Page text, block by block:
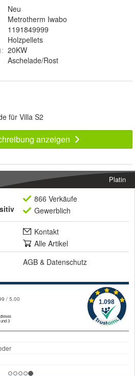
Neu
Metrotherm Iwabo
1191849999
Holzpellets
: 20KW
Aschelade/Rost
für Villa S2
anzeigen
Platin
866 Verkäufe
Gewerblich
Kontakt
Alle Artikel
AGB & Datenschutz